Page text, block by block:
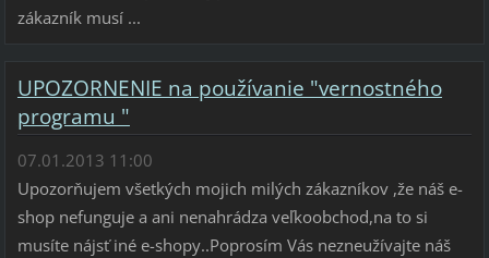
zákazník musí ...
UPOZORNENIE na používanie "vernostného
programu "
07.01.2013 11:00
Upozorňujem všetkých mojich milých zákazníkov ,že náš e-
shop nefunguje a ani nenahrádza veľkoobchod,na to si
musíte nájsť iné e-shopy..Poprosím Vás nezneužívajte náš